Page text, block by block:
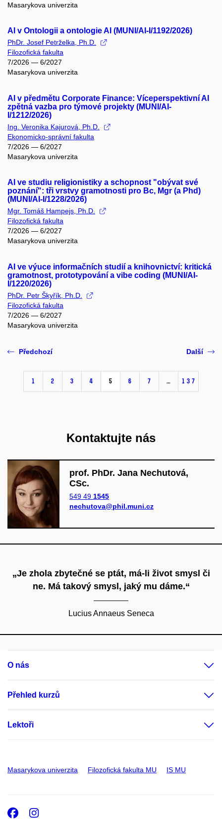
Masarykova univerzita
AI v Ontologii a ontologie AI (MUNI/AI-I/1192/2026)
PhDr. Josef Petrželka, Ph.D.
Filozofická fakulta
7/2026 — 6/2027
Masarykova univerzita
AI v předmětu Corporate Finance: Víceperspektivní AI
zpětná vazba pro týmové projekty (MUNI/AI-
I/1212/2026)
Ing. Veronika Kajurová, Ph.D.
Ekonomicko-správní fakulta
7/2026 — 6/2027
Masarykova univerzita
AI ve studiu religionistiky a schopnost "obývat své
poznání": tři vrstvy gramotnosti pro Bc, Mgr (a Phd)
(MUNI/AI-I/1228/2026)
Mgr. Tomáš Hampejs, Ph.D.
Filozofická fakulta
7/2026 — 6/2027
Masarykova univerzita
AI ve výuce informačních studií a knihovnictví: kritická
gramotnost, prototypování a vibe coding (MUNI/AI-
I/1220/2026)
PhDr. Petr Škyřík, Ph.D.
Filozofická fakulta
7/2026 — 6/2027
Masarykova univerzita
Předchozí
1 2 3 4 5 6 7 … 137
Další
Kontaktujte nás
prof. PhDr. Jana Nechutová,
CSc.
549 49 1545
nechutova@phil.muni.cz
„Je zhola zbytečné se ptát, má-li život smysl či
ne. Má takový smysl, jaký mu dáme.“
Lucius Annaeus Seneca
O nás
Přehled kurzů
Lektoři
Masarykova univerzita Filozofická fakulta MU IS MU
Facebook
Instagram